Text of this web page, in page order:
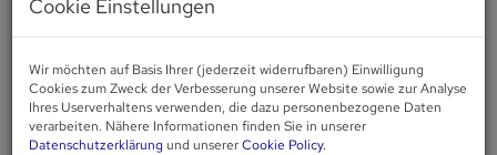
Cookie Einstellungen
Wir möchten auf Basis Ihrer (jederzeit widerrufbaren) Einwilligung
Cookies zum Zweck der Verbesserung unserer Website sowie zur Analyse
Ihres Userverhaltens verwenden, die dazu personenbezogene Daten
verarbeiten. Nähere Informationen finden Sie in unserer
Datenschutzerklärung und unsererCookie Policy.